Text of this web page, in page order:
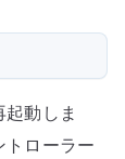
動しま
ローラー